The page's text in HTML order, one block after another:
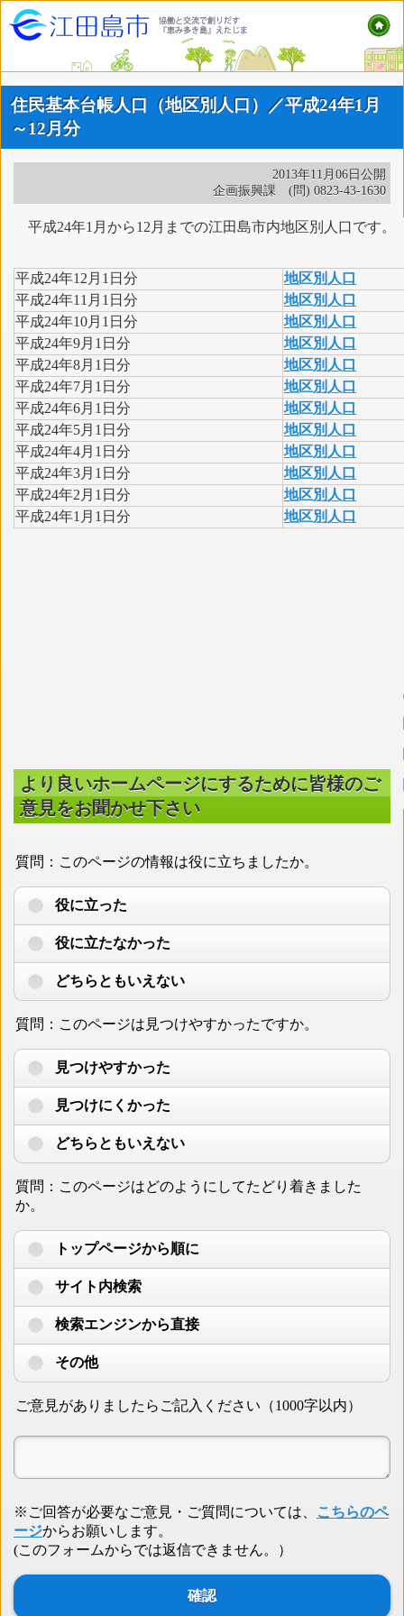
住民基本台帳人口（地区別人口）／平成24年1月
～12月分
2013年11月06日公開
企画振興課 (問) 0823-43-1630
平成24年1月から12月までの江田島市内地区別人口です。
平成24年12月1日分
地区別人口
平成24年11月1日分
地区別人口
平成24年10月1日分
地区別人口
平成24年9月1日分
地区別人口
平成24年8月1日分
地区別人口
平成24年7月1日分
地区別人口
平成24年6月1日分
地区別人口
平成24年5月1日分
地区別人口
平成24年4月1日分
地区別人口
平成24年3月1日分
地区別人口
平成24年2月1日分
地区別人口
平成24年1月1日分
地区別人口
より良いホームページにするために皆様のご
意見をお聞かせ下さい
質問：このページの情報は役に立ちましたか。
役に立った
役に立たなかった
どちらともいえない
質問：このページは見つけやすかったですか。
見つけやすかった
見つけにくかった
どちらともいえない
質問：このページはどのようにしてたどり着きました
か。
トップページから順に
サイト内検索
検索エンジンから直接
その他
ご意見がありましたらご記入ください（1000字以内）
※ご回答が必要なご意見・ご質問については、
こちらのペ
ージからお願いします。
(このフォームからでは返信できません。）